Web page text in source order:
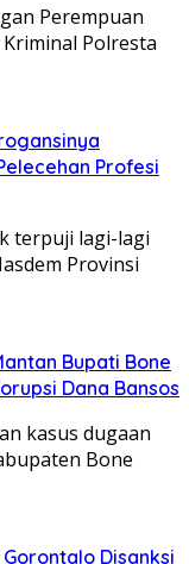
Perempuan
Kriminal Polresta
Profesi
terpuji lagi-lagi
Provinsi
Bupati Bone
Dana Bansos
kasus dugaan
Bone
Disanksi